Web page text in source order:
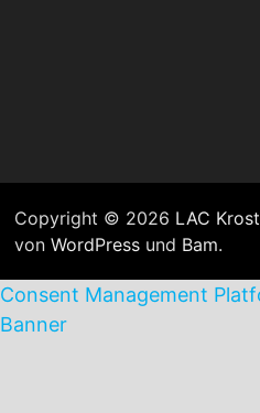
Copyright © 2026 LAC
von WordPressund Bam.
Consent Management
Banner